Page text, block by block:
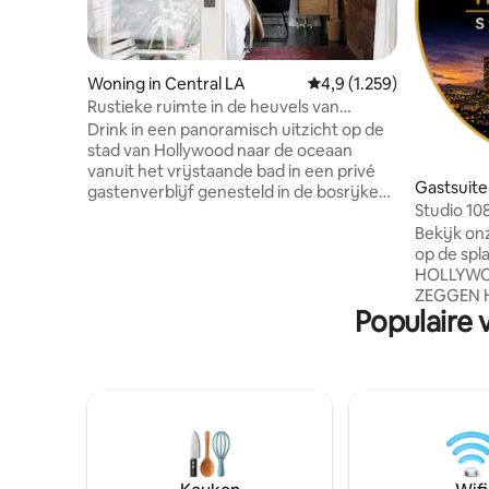
Woning in Central LA Gemiddelde
4,9 (1.259)
Rustieke ruimte in de heuvels van
Hollywood
Drink in een panoramisch uitzicht op de
stad van Hollywood naar de oceaan
vanuit het vrijstaande bad in een privé
gastenverblijf genesteld in de bosrijke
hang-out ruimte en een sterke
bluetooth luidspreker voor muziek. Ook
inbegrepen is een kookplaat, alle
Studio
Jetliner
Bekijk
op de
HOLLYWOOD-
ZEGGEN
Hills-uitje
biedt
Populaire